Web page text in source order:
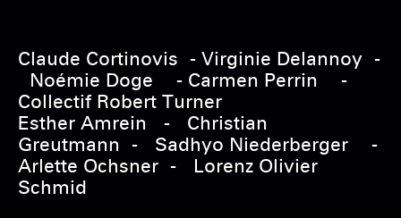
Claude Cortinovis - Virginie Delannoy -
Noémie Doge - Carmen Perrin -
Collectif Robert Turner
Esther Amrein - Christian
Greutmann - Sadhyo Niederberger -
Arlette Ochsner - Lorenz Olivier
Schmid